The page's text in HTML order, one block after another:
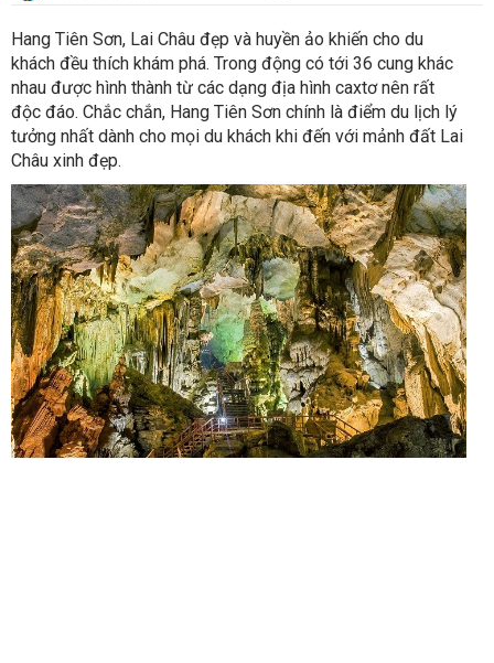
Hang Tiên Sơn, Lai Châu đẹp và huyền ảo khiến cho du
khách đều thích khám phá. Trong động có tới 36 cung khác
nhau được hình thành từ các dạng địa hình caxtơ nên rất
độc đáo. Chắc chắn, Hang Tiên Sơn chính là điểm du lịch lý
tưởng nhất dành cho mọi du khách khi đến với mảnh đất Lai
Châu xinh đẹp.